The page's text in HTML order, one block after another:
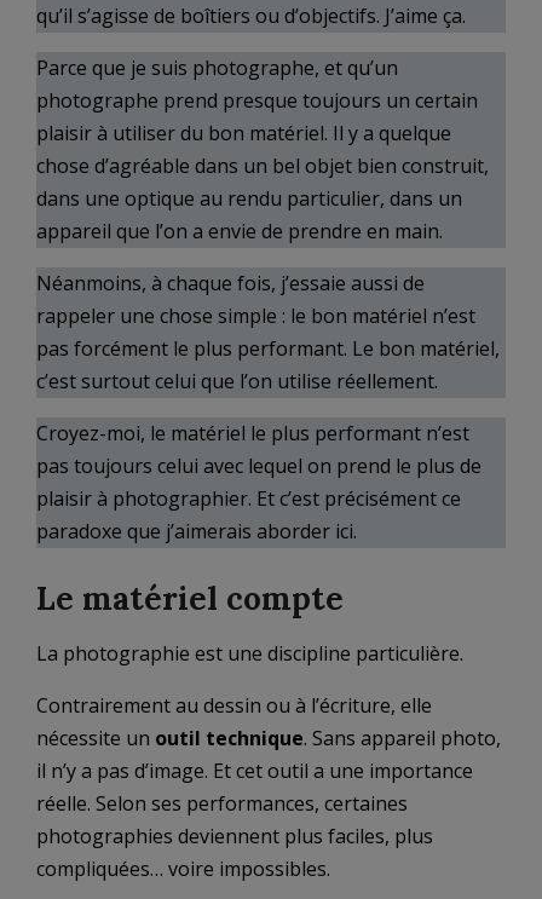
qu’il s’agisse de boîtiers ou d’objectifs. J’aime ça.
Parce que je suis photographe, et qu’un
photographe prend presque toujours un certain
plaisir à utiliser du bon matériel. Il y a quelque
chose d’agréable dans un bel objet bien construit,
dans une optique au rendu particulier, dans un
appareil que l’on a envie de prendre en main.
Néanmoins, à chaque fois, j’essaie aussi de
rappeler une chose simple : le bon matériel n’est
pas forcément le plus performant. Le bon matériel,
c’est surtout celui que l’on utilise réellement.
Croyez-moi, le matériel le plus performant n’est
pas toujours celui avec lequel on prend le plus de
plaisir à photographier. Et c’est précisément ce
paradoxe que j’aimerais aborder ici.
Le matériel compte
La photographie est une discipline particulière.
Contrairement au dessin ou à l’écriture, elle
nécessite un outil technique. Sans appareil photo,
il n’y a pas d’image. Et cet outil a une importance
réelle. Selon ses performances, certaines
photographies deviennent plus faciles, plus
compliquées… voire impossibles.